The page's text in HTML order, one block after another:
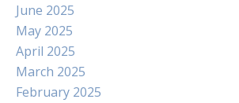
June 2025
May 2025
April 2025
March 2025
February 2025